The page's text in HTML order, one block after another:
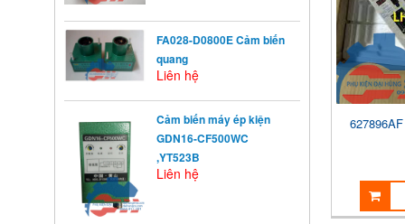
FA028-D0800E Cảm biến
quang
Liên hệ
Cảm biến máy ép kiện
GDN16-CF500WC
,YT523B
Liên hệ
KHỞI ĐỘNG TỪ LÀ GÌ?
khí cụ điện dùng ...